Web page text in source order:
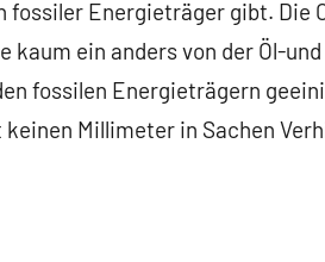
Energieträger gibt. Die
kaum ein anders von der Öl-
fossilen Energieträgern
keinen Millimeter in Sachen